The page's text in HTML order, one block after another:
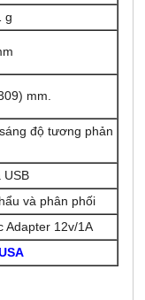
g
mm.
độ tương phản
USB
và phân phối
Adapter 12v/1A